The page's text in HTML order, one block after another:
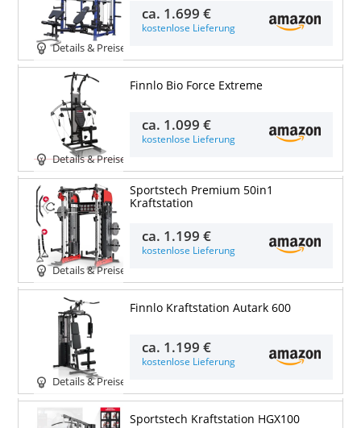
Details & Preise
ca. 1.699 €
kostenlose Lieferung
Details & Preise
Finnlo Bio Force Extreme
ca. 1.099 €
kostenlose Lieferung
Details & Preise
Sportstech Premium 50in1
Kraftstation
ca. 1.199 €
kostenlose Lieferung
Details & Preise
Finnlo Kraftstation Autark 600
ca. 1.199 €
kostenlose Lieferung
Sportstech Kraftstation HGX100